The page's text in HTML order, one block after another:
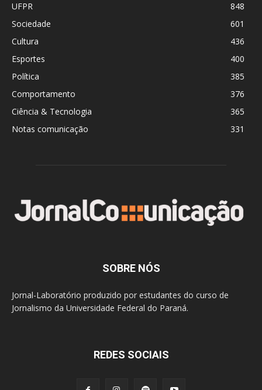
UFPR
848
Sociedade
601
Cultura
436
Esportes
400
Política
385
Comportamento
376
Ciência & Tecnologia
365
Notas comunicação
331
SOBRE NÓS
Jornal-Laboratório produzido por estudantes do curso de
Jornalismo da Universidade Federal do Paraná.
REDES SOCIAIS